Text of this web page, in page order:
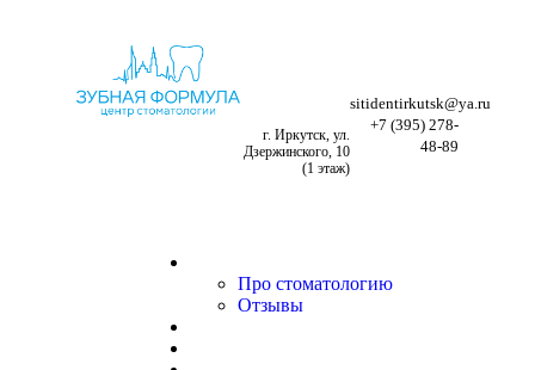
г. Иркутск, ул.
Дзержинского, 10
(1 этаж)
sitidentirkutsk@ya.ru
+7 (395) 278-
48-89
Про стоматологию
Отзывы